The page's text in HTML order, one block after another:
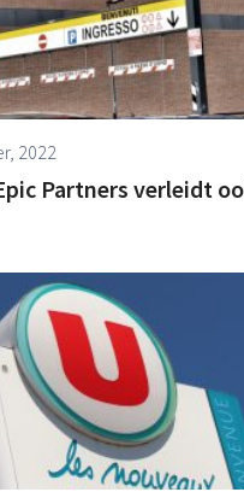
2022
Partners verleidt